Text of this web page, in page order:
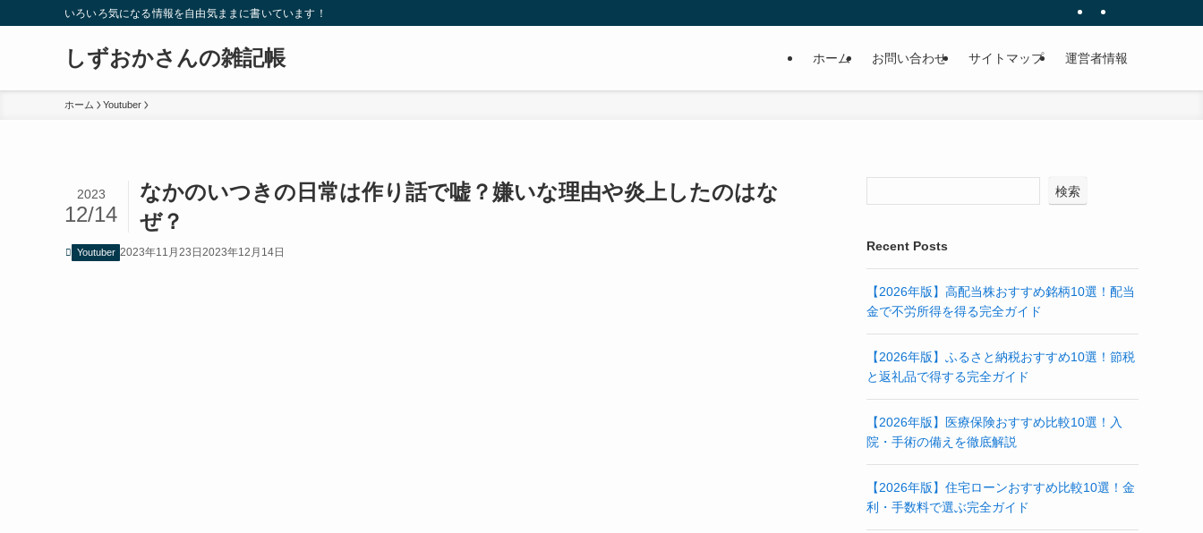
いろいろ気になる情報を自由気ままに書いています！
しずおかさんの雑記帳 ホーム お問い合わせ サイトマップ 運営者情報
ホーム Youtuber
なかのいつきの日常は作り話で嘘？嫌いな理由や炎上したのはな
ぜ？
2023
12/14
Youtuber 2023年11月23日 2023年12月14日
検索
Recent Posts
【2026年版】高配当株おすすめ銘柄10選！配当
金で不労所得を得る完全ガイド
【2026年版】ふるさと納税おすすめ10選！節税
と返礼品で得する完全ガイド
【2026年版】医療保険おすすめ比較10選！入
院・手術の備えを徹底解説
【2026年版】住宅ローンおすすめ比較10選！金
利・手数料で選ぶ完全ガイド